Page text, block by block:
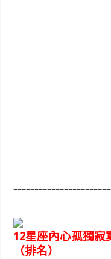
12星座內心孤獨寂
（排名）